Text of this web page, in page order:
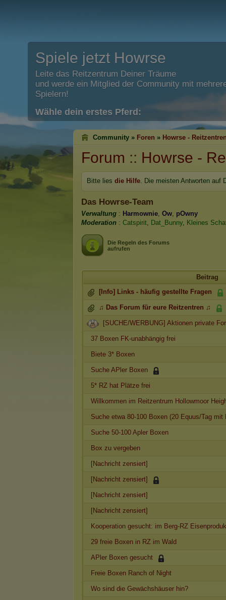
Spiele jetzt Howrse
Leite das Reitzentrum Deiner Träume
und werde ein Mitglied der Community mit
Spielern!
Wähle dein erstes Pferd:
Community » Foren » Howrse -
Forum :: Howrse -
Bitte lies die Hilfe. Die meisten Antworten auf
Das Howrse-Team
Verwaltung : Harmownie, Ow, pOwny
Moderation : Catspirit, Dat_Bunny, Kleines
Die Regeln des Forums
aufrufen
Beitrag
[Info] Links - häufig gestellte Fragen
♫ Das Forum für eure Reitzentren ♫
[SUCHE/WERBUNG] Aktionen private
37 Boxen FK-unabhängig frei
Biete 3* Boxen
Suche APler Boxen
5* RZ hat Plätze frei
Willkommen im Reitzentrum Hollowmoor
Suche etwa 80-100 Boxen (20 Equus/Tag mit
Suche 50-100 Apler Boxen
Box zu vergeben
[Nachricht zensiert]
[Nachricht zensiert]
[Nachricht zensiert]
[Nachricht zensiert]
Kooperation gesucht: im Berg-RZ
29 freie Boxen in RZ im Wald
APler Boxen gesucht
Freie Boxen Ranch of Night
Wo sind die Gewächshäuser hin?